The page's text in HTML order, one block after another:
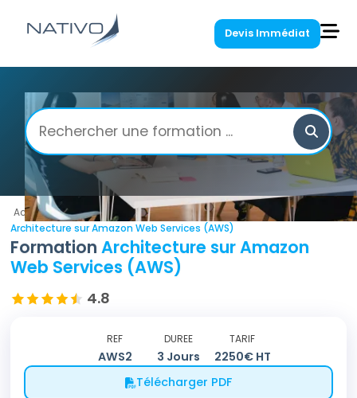
Devis Immédiat
Accueil / Amazon Web Services
/
Architecture sur Amazon Web Services (AWS)
FormationArchitecture sur Amazon
Web Services (AWS)
4.8
REF
AWS2
DUREE
3 Jours
TARIF
2250€ HT
Télécharger PDF